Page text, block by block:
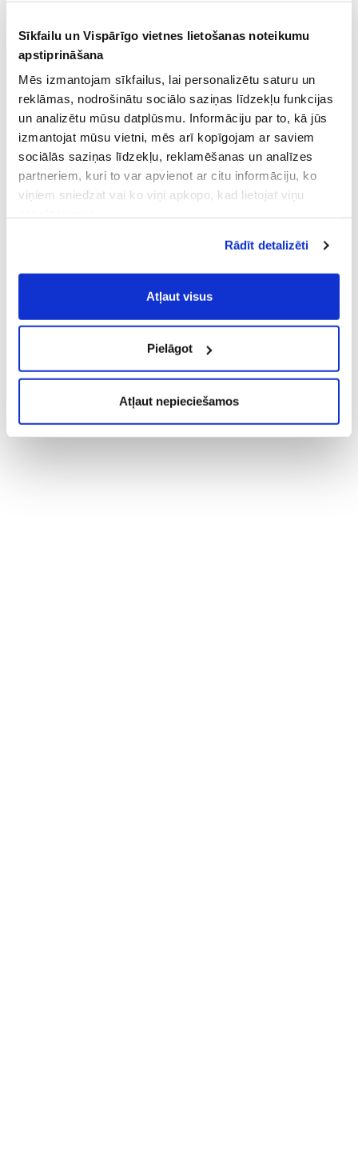
Sīkfailu un Vispārīgo vietnes lietošanas noteikumu
apstiprināšana
Mēs izmantojam sīkfailus, lai personalizētu saturu un
reklāmas, nodrošinātu sociālo saziņas līdzekļu funkcijas
un analizētu mūsu datplūsmu. Informāciju par to, kā jūs
izmantojat mūsu vietni, mēs arī kopīgojam ar saviem
sociālās saziņas līdzekļu, reklamēšanas un analīzes
partneriem, kuri to var apvienot ar citu informāciju, ko
viņiem sniedzat vai ko viņi apkopo, kad lietojat viņu
Vispārīgiem vietnes lietošanas
noteikumiem(saīsināti - VVLN).
Rādīt detalizēti
Atļaut visus
Pielāgot
Atļaut nepieciešamos